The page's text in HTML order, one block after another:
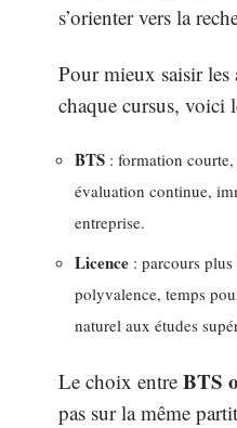
s’orienter vers la
Pour mieux saisir les
chaque cursus, voici
BTS : formation
évaluation continue,
entreprise.
Licence : parcours
polyvalence, temps
naturel aux études
Le choix entre BTS
pas sur la même